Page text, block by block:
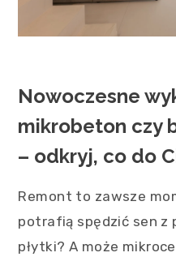
Nowoczesne
mikrobeton czy
– odkryj, co do
Remont to zawsze
potrafią spędzić sen z
płytki? A może